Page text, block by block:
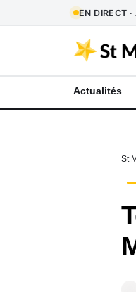
EN DIRECT
Actualités
St